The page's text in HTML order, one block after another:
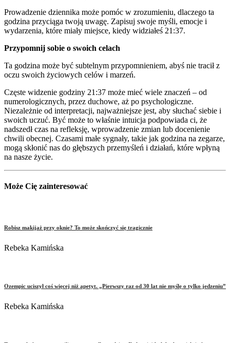
Prowadzenie dziennika może pomóc w zrozumieniu, dlaczego ta
godzina przyciąga twoją uwagę. Zapisuj swoje myśli, emocje i
wydarzenia, które miały miejsce, kiedy widziałeś 21:37.
Przypomnij sobie o swoich celach
Ta godzina może być subtelnym przypomnieniem, abyś nie tracił z
oczu swoich życiowych celów i marzeń.
Częste widzenie godziny 21:37 może mieć wiele znaczeń – od
numerologicznych, przez duchowe, aż po psychologiczne.
Niezależnie od interpretacji, najważniejsze jest, aby słuchać siebie i
swoich uczuć. Być może to właśnie intuicja podpowiada ci, że
nadszedł czas na refleksję, wprowadzenie zmian lub docenienie
chwili obecnej. Czasami małe sygnały, takie jak godzina na zegarze,
mogą skłonić nas do głębszych przemyśleń i działań, które wpłyną
na nasze życie.
Może Cię zainteresować
Robisz makijaż przy oknie? To może skończyć się tragicznie
Rebeka Kamińska
Ozempic uciszył coś więcej niż apetyt. „Pierwszy raz od 30 lat nie myślę o tylko jedzeniu”
Rebeka Kamińska